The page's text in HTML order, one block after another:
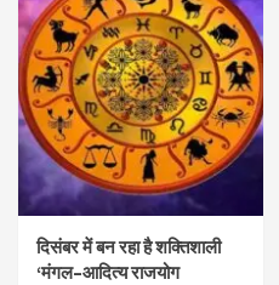
दिसंबर में बन रहा है शक्तिशाली
‘मंगल–आदित्य राजयोग